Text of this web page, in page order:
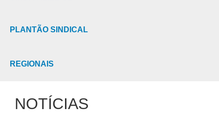
PLANTÃO SINDICAL
REGIONAIS
NOTÍCIAS